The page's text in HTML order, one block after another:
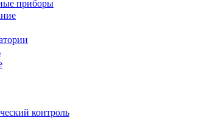
приборы
контроль